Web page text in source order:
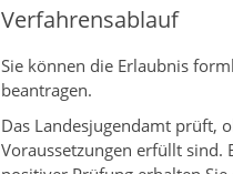
Verfahrensablauf
Sie können die Erlaubnis
beantragen.
Das Landesjugendamt prüft,
Voraussetzungen erfüllt sind.